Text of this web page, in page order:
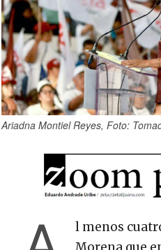
Ariadna Montiel Reyes, Foto:
l menos